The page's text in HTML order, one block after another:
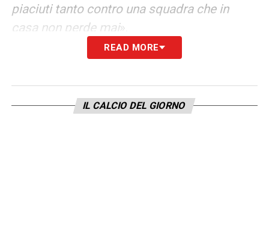
piaciuti tanto contro una squadra che in
casa non perde mai».
SUGLI INFORTUNATI– «Skorupski è
e con Ravaglia ma è pienamente recuperato.
Dominguez ha molte possibilità di essere
READ MORE
IL CALCIO DEL GIORNO